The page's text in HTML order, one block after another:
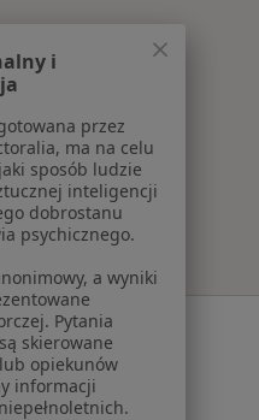
leczone
pacjentów
i
przez
ma na celu
sposób ludzie
inteligencji
dobrostanu
psychicznego.
a wyniki
Pytania
skierowane
opiekunów
informacji